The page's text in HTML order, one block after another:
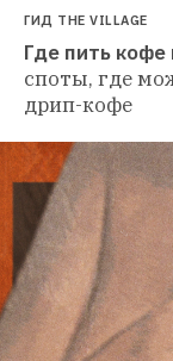
ГИД THE VILLAGE
Где пить кофе
споты, где
дрип-кофе